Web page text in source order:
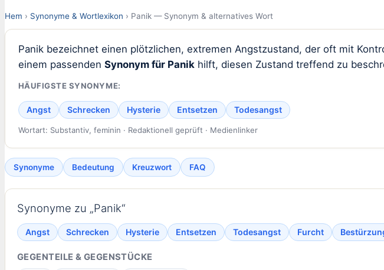
Hem › Synonyme & Wortlexikon › Panik — Synonym & alternatives Wort
Panik bezeichnet einen plötzlichen, extremen Angstzustand, der oft mit
einem passenden Synonym für Panikhilft, diesen Zustand treffend zu
HÄUFIGSTE SYNONYME:
Angst Schrecken Hysterie Entsetzen Todesangst
Wortart: Substantiv, feminin · Redaktionell geprüft · Medienlinker
Synonyme Bedeutung Kreuzwort FAQ
Synonyme zu „Panik“
Angst Schrecken Hysterie Entsetzen Todesangst Furcht
GEGENTEILE & GEGENSTÜCKE